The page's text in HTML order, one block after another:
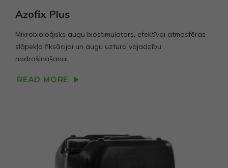
Azofix Plus
Mikrobioloģisks augu biostimulators, efektīvai atmosfēras
slāpekļa fiksācijai un augu uztura vajadzību
nodrošināšanai.
READ MORE